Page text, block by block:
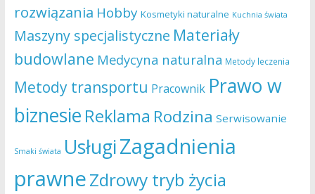
rozwiązania Hobby Kosmetyki naturalne Kuchnia świata
Maszyny specjalistyczne Materiały
budowlane Medycyna naturalna Metody leczenia
Metody transportu Pracownik Prawo w
biznesie Reklama Rodzina Serwisowanie
Smaki świata UsługiZagadnienia
prawneZdrowy tryb życia